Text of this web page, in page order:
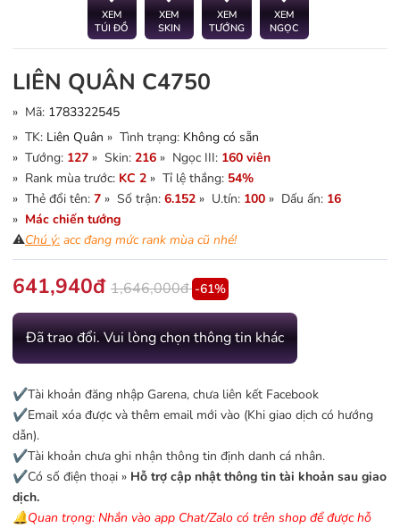
XEM
TÚI ĐỒ
XEM
SKIN
XEM
TƯỚNG
XEM
NGỌC
LIÊN QUÂN C4750
» Mã: 1783322545
» TK: Liên Quân » Tình trạng: Không có sẵn
» Tướng: 127 » Skin: 216 » Ngọc III: 160 viên
» Rank mùa trước: KC 2 » Tỉ lệ thắng: 54%
» Thẻ đổi tên: 7 » Số trận: 6.152 » U.tín: 100 » Dấu ấn: 16
» Mác chiến tướng
⚠️Chú ý: acc đang mức rank mùa cũ nhé!
641,940đ 1,646,000đ -61%
Đã trao đổi. Vui lòng chọn thông tin khác
✔️Tài khoản đăng nhập Garena, chưa liên kết Facebook
✔️Email xóa được và thêm email mới vào (Khi giao dịch có hướng
dẫn).
✔️Tài khoản chưa ghi nhận thông tin định danh cá nhân.
✔️Có số điện thoại » Hỗ trợ cập nhật thông tin tài khoản sau giao
dịch.
🔔Quan trọng: Nhắn vào app Chat/Zalo có trên shop để được hỗ